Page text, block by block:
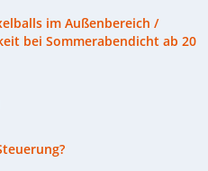
im Außenbereich /
bei Sommerabendicht ab 20